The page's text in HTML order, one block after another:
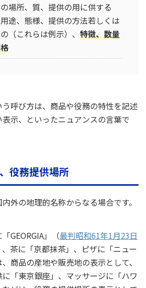
場所、質、提供の用に供する
途、態様、提供の方法若しくは
（これらは例示）、 特徴、数量
う呼び方は、商品や役務の特性を記述
示、といったニュアンスの言葉で
役務提供場所
外の地理的名称からなる場合です。
GEORGIA」（最判昭和61年1月23日
、茶に「京都抹茶」、ピザに「ニュー
商品の産地や販売地の表示として、
「東京銀座」、マッサージに「ハワ